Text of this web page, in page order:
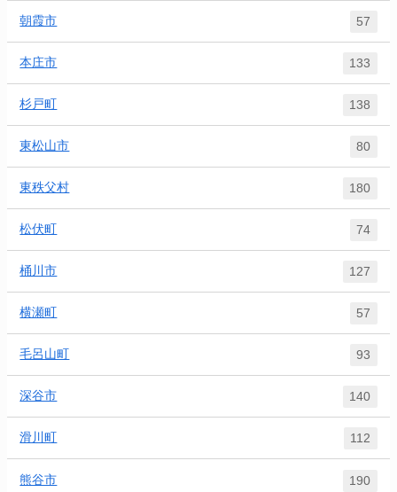
朝霞市 57
本庄市 133
杉戸町 138
東松山市 80
東秩父村 180
松伏町 74
桶川市 127
横瀬町 57
毛呂山町 93
深谷市 140
滑川町 112
熊谷市 190